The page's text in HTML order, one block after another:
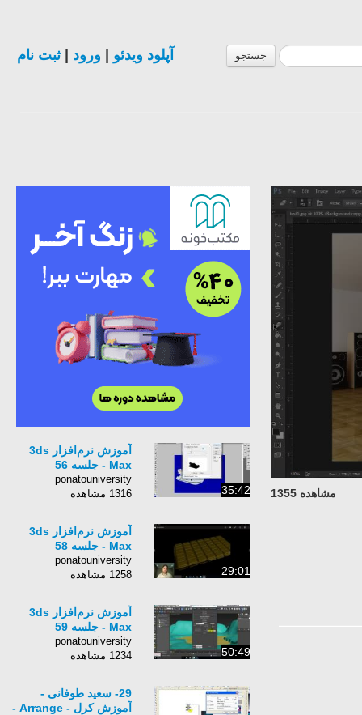
جستجو آپلود ویدئو ورود |ثبت نام
مشاهده 1355 35:42
آموزش نرم‌افزار 3ds
Max - جلسه 56
ponatouniversity
1316 مشاهده
29:01
آموزش نرم‌افزار 3ds
Max - جلسه 58
ponatouniversity
1258 مشاهده
50:49
آموزش نرم‌افزار 3ds
Max - جلسه 59
ponatouniversity
1234 مشاهده
29- سعید طوفانی -
آموزش کرل - Arrange -